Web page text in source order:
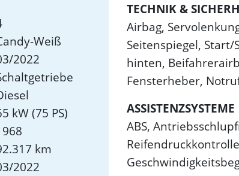
Weiß
2022
kW (75 PS)
km
2022
TECHNIK &
Airbag,
Seitenspiegel,
hinten,
Fensterheber,
ASSISTENZSYSTEME
ABS,